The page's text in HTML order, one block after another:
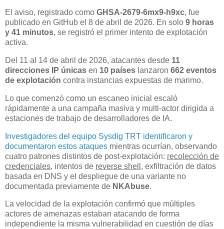
El aviso, registrado como GHSA-2679-6mx9-h9xc, fue
publicado en GitHub el 8 de abril de 2026. En solo 9 horas
y 41 minutos, se registró el primer intento de explotación
activa.
Del 11 al 14 de abril de 2026, atacantes desde 11
direcciones IP únicas en 10 países lanzaron 662 eventos
de explotación contra instancias expuestas de marimo.
Lo que comenzó como un escaneo inicial escaló
rápidamente a una campaña masiva y multi-actor dirigida a
estaciones de trabajo de desarrolladores de IA.
Investigadores del equipo Sysdig TRT identificaron y
documentaron estos ataques mientras ocurrían, observando
cuatro patrones distintos de post-explotación: recolección de
credenciales, intentos de reverse shell , exfiltración de datos
basada en DNS y el despliegue de una variante no
documentada previamente de NKAbuse.
La velocidad de la explotación confirmó que múltiples
actores de amenazas estaban atacando de forma
independiente la misma vulnerabilidad en cuestión de días